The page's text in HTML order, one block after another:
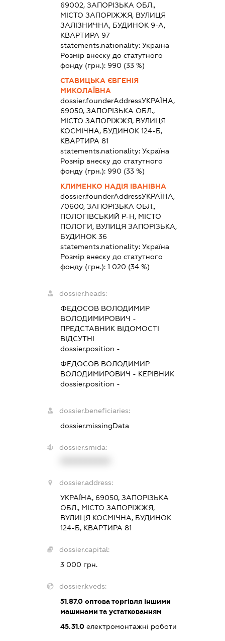
69002, ЗАПОРІЗЬКА ОБЛ.,
МІСТО ЗАПОРІЖЖЯ, ВУЛИЦЯ
ЗАЛІЗНИЧНА, БУДИНОК 9-А,
КВАРТИРА 97
statements.nationality: Україна
Розмір внеску до статутного
фонду (грн.): 990 (33 %)
СТАВИЦЬКА ЄВГЕНІЯ
МИКОЛАЇВНА
dossier.founderAddressУКРАЇНА,
69050, ЗАПОРІЗЬКА ОБЛ.,
МІСТО ЗАПОРІЖЖЯ, ВУЛИЦЯ
КОСМІЧНА, БУДИНОК 124-Б,
КВАРТИРА 81
statements.nationality: Україна
Розмір внеску до статутного
фонду (грн.): 990 (33 %)
КЛИМЕНКО НАДІЯ ІВАНІВНА
dossier.founderAddressУКРАЇНА,
70600, ЗАПОРІЗЬКА ОБЛ.,
ПОЛОГІВСЬКИЙ Р-Н, МІСТО
ПОЛОГИ, ВУЛИЦЯ ЗАПОРІЗЬКА,
БУДИНОК 36
statements.nationality: Україна
Розмір внеску до статутного
фонду (грн.): 1 020 (34 %)
dossier.heads:
ФЕДОСОВ ВОЛОДИМИР
ВОЛОДИМИРОВИЧ -
ПРЕДСТАВНИК ВІДОМОСТІ
ВІДСУТНІ
dossier.position -
ФЕДОСОВ ВОЛОДИМИР
ВОЛОДИМИРОВИЧ - КЕРІВНИК
dossier.position -
dossier.beneficiaries:
dossier.missingData
dossier.smida:
dossier.address:
УКРАЇНА, 69050, ЗАПОРІЗЬКА
ОБЛ., МІСТО ЗАПОРІЖЖЯ,
ВУЛИЦЯ КОСМІЧНА, БУДИНОК
124-Б, КВАРТИРА 81
dossier.capital:
3 000 грн.
dossier.kveds:
51.87.0оптова торгівля іншими
машинами та устаткованням
45.31.0електромонтажні роботи